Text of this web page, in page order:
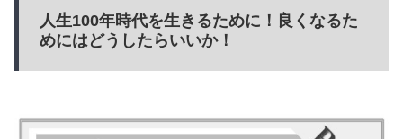
人生100年時代を生きるために！良くなるた
めにはどうしたらいいか！